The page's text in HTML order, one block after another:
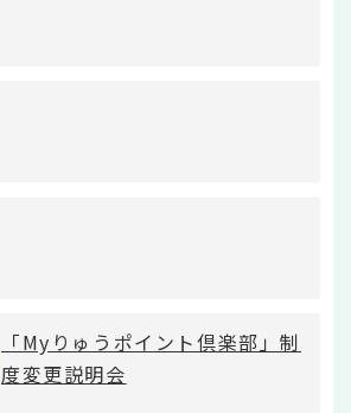
「Myりゅうポイント倶楽部」制
度変更説明会